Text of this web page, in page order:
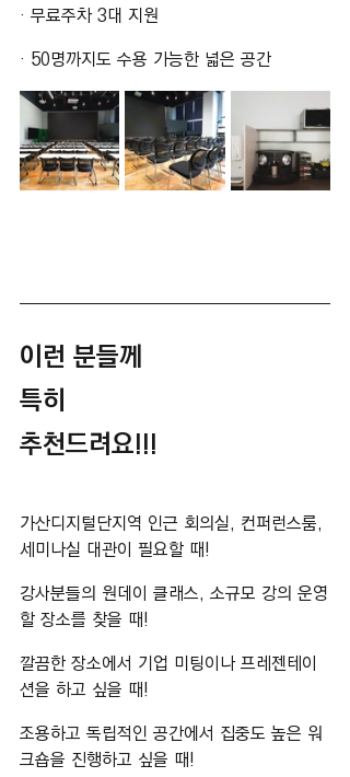
· 무료주차 3대 지원
· 50명까지도 수용 가능한 넓은 공간
이런 분들께
특히
추천드려요!!!
가산디지털단지역 인근 회의실, 컨퍼런스룸,
세미나실 대관이 필요할 때!
강사분들의 원데이 클래스, 소규모 강의 운영
할 장소를 찾을 때!
깔끔한 장소에서 기업 미팅이나 프레젠테이
션을 하고 싶을 때!
조용하고 독립적인 공간에서 집중도 높은 워
크숍을 진행하고 싶을 때!